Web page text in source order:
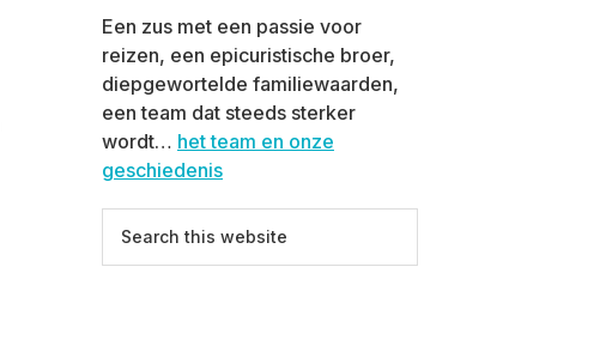
Een zus met een passie voor
reizen, een epicuristische broer,
diepgewortelde familiewaarden,
een team dat steeds sterker
wordt… het team en onze
geschiedenis
this